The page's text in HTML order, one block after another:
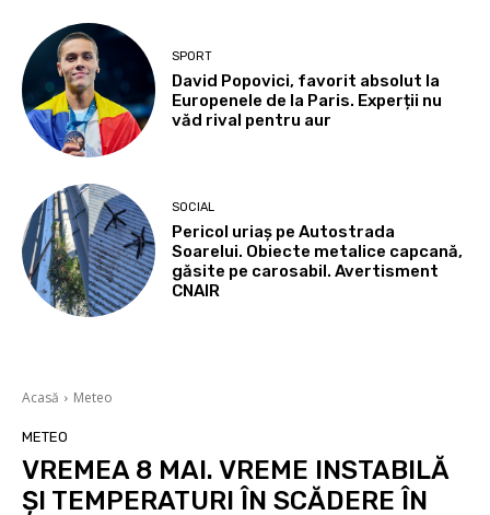
SPORT
David Popovici, favorit absolut la
Europenele de la Paris. Experții nu
văd rival pentru aur
SOCIAL
Pericol uriaș pe Autostrada
Soarelui. Obiecte metalice capcană,
găsite pe carosabil. Avertisment
CNAIR